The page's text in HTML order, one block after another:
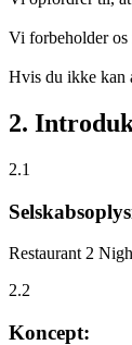
Vi forbeholder os
Hvis du ikke kan
2.
2.1
Restaurant 2
2.2
Koncept: